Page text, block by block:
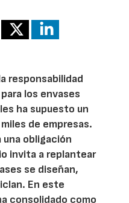
responsabilidad
los envases
ha supuesto un
de empresas.
una obligación
invita a replantear
se diseñan,
En este
consolidado como